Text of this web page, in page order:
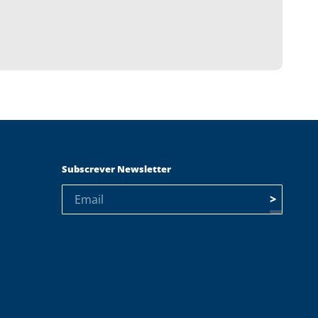
Subscrever Newsletter
>